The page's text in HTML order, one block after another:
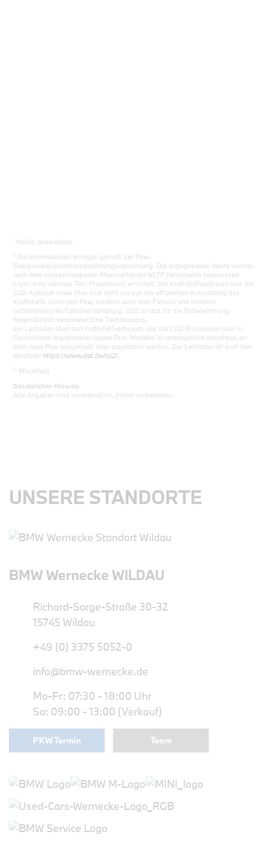
MwSt. ausweisbar
Die Informationen erfolgen gemäß der Pkw-
Energieverbrauchskennzeichnungsverordnung. Die angegebenen Werte wurden
nach dem vorgeschriebenen Messverfahren WLTP (Worldwide harmonised
Light-duty vehicles Test Procedures) ermittelt. Der Kraftstoffverbrauch und der
CO2-Ausstoß eines Pkw sind nicht nur von der effizienten Ausnutzung des
Kraftstoffs durch den Pkw, sondern auch vom Fahrstil und anderen
nichttechnischen Faktoren abhängig. CO2 ist das für die Erderwärmung
hauptsächlich verantwortliche Treibhausgas.
Ein Leitfaden über den Kraftstoffverbrauch und die CO2-Emissionen aller in
Deutschland angebotenen neuen Pkw-Modelle ist unentgeltlich einsehbar, an
dem neue Pkw ausgestellt oder angeboten werden. Der Leitfaden ist auch hier
abrufbar: https://www.dat.de/co2/.
Pflichtfeld
Gesetzlicher Hinweis
Alle Angaben sind unverbindlich. Irrtum vorbehalten.
UNSERE STANDORTE
BMW Wernecke WILDAU
Richard-Sorge-Straße 30-32
15745 Wildau
+49 (0) 3375 5052-0
info@bmw-wernecke.de
Mo-Fr: 07:30 - 18:00 Uhr
Sa: 09:00 - 13:00 (Verkauf)
PKW Termin Team